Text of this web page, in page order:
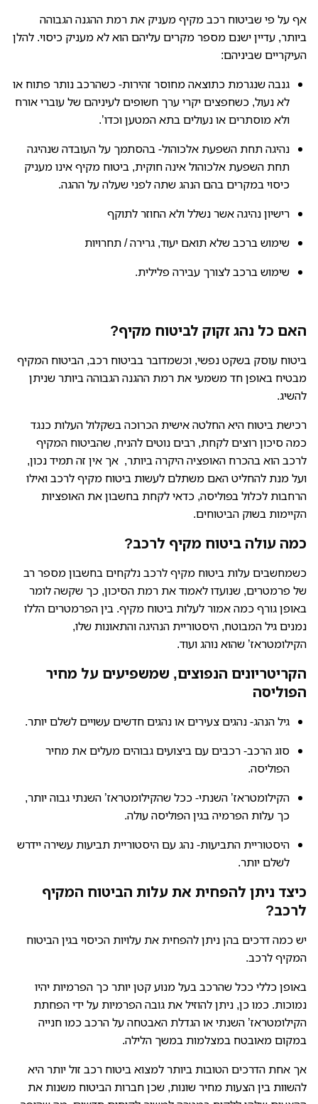
אף על פי שביטוח רכב מקיף מעניק את רמת ההגנה הגבוהה
ביותר, עדיין ישנם מספר מקרים עליהם הוא לא מעניק כיסוי. להלן
העיקריים שביניהם:
גנבה שנגרמת כתוצאה מחוסר זהירות- כשהרכב נותר פתוח או
לא נעול, כשחפצים יקרי ערך חשופים לעיניהם של עוברי אורח
ולא מוסתרים או נעולים בתא המטען וכדו’.
נהיגה תחת השפעת אלכוהול- בהסתמך על העובדה שנהיגה
תחת השפעת אלכוהול אינה חוקית, ביטוח מקיף אינו מעניק
כיסוי במקרים בהם הנהג שתה לפני שעלה על ההגה.
רישיון נהיגה אשר נשלל ולא החוזר לתוקף
שימוש ברכב שלא תואם יעוד, גרירה / תחרויות
שימוש ברכב לצורך עבירה פלילית.
האם כל נהג זקוק לביטוח מקיף?
ביטוח עוסק בשקט נפשי, וכשמדובר בביטוח רכב, הביטוח המקיף
מבטיח באופן חד משמעי את רמת ההגנה הגבוהה ביותר שניתן
להשיג.
רכישת ביטוח היא החלטה אישית הכרוכה בשקלול העלות כנגד
כמה סיכון רוצים לקחת, רבים נוטים להניח, שהביטוח המקיף
לרכב הוא בהכרח האופציה היקרה ביותר, אך אין זה תמיד נכון,
ועל מנת להחליט האם משתלם לעשות ביטוח מקיף לרכב ואילו
הרחבות לכלול בפוליסה, כדאי לקחת בחשבון את האופציות
הקיימות בשוק הביטוחים.
כמה עולה ביטוח מקיף לרכב?
כשמחשבים עלות ביטוח מקיף לרכב נלקחים בחשבון מספר רב
של פרמטרים, שנועדו לאמוד את רמת הסיכון, כך שקשה לומר
באופן גורף כמה אמור לעלות ביטוח מקיף. בין הפרמטרים הללו
נמנים גיל המבוטח, היסטוריית הנהיגה והתאונות שלו,
הקילומטראז’ שהוא נוהג ועוד.
הקריטריונים הנפוצים, שמשפיעים על מחיר
הפוליסה
גיל הנהג- נהגים צעירים או נהגים חדשים עשויים לשלם יותר.
סוג הרכב- רכבים עם ביצועים גבוהים מעלים את מחיר
הפוליסה.
הקילומטראז’ השנתי- ככל שהקילומטראז’ השנתי גבוה יותר,
כך עלות הפרמיה בגין הפוליסה עולה.
היסטוריית התביעות- נהג עם היסטוריית תביעות עשירה יידרש
לשלם יותר.
כיצד ניתן להפחית את עלות הביטוח המקיף
לרכב?
יש כמה דרכים בהן ניתן להפחית את עלויות הכיסוי בגין הביטוח
המקיף לרכב.
באופן כללי ככל שהרכב בעל מנוע קטן יותר כך הפרמיות יהיו
נמוכות. כמו כן, ניתן להוזיל את גובה הפרמיות על ידי הפחתת
הקילומטראז’ השנתי או הגדלת האבטחה על הרכב כמו חנייה
במקום מאובטח במצלמות במשך הלילה.
אך אחת הדרכים הטובות ביותר למצוא ביטוח רכב זול יותר היא
להשוות בין הצעות מחיר שונות, שכן חברות הביטוח משנות את